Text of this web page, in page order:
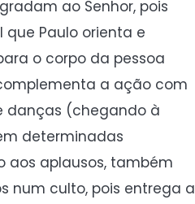
ao Senhor, pois
Paulo orienta e
o corpo da pessoa
a ação com
danças (chegando à
determinadas
aos aplausos, também
num culto, pois entrega a